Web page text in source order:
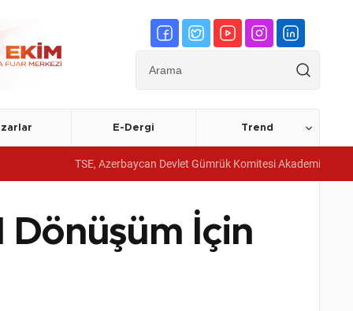
E-Dergi Trend
TSE, Azerbaycan Devlet Gümrük Komitesi Akademisine yönetim
Dönüşüm İçin